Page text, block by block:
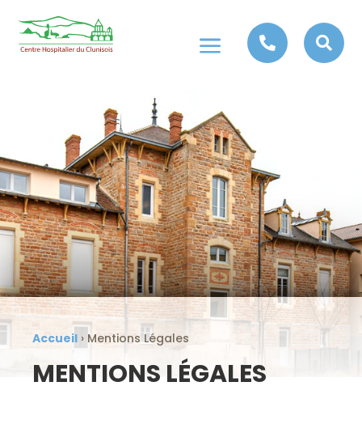
a  
Accueil › Mentions Légales
MENTIONS LÉGALES